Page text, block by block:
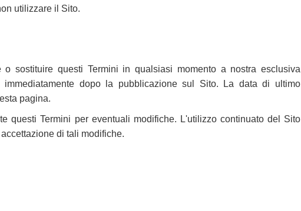
utilizzare il Sito.
sostituire questi Termini in qualsiasi momento a nostra esclusiva
dopo la pubblicazione sul Sito. La data di ultimo
pagina.
questi Termini per eventuali modifiche. L'utilizzo continuato del Sito
di tali modifiche.